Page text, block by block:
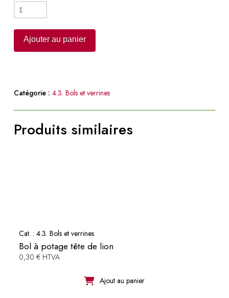
quantité
de
Coupelle
étoile
Ajouter au panier
Catégorie : 4.3. Bols et verrines
Produits similaires
Cat. : 4.3. Bols et verrines
Bol à potage tête de lion
0,30 € HTVA
Ajout au panier